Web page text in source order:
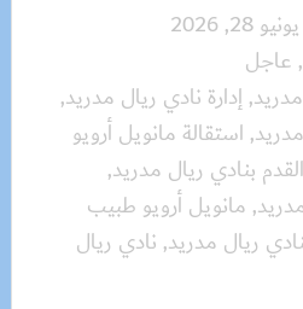
يونيو 28, 2026
, عاجل
, إدارة نادي ريال مدريد,
, استقالة مانويل أرويو
بنادي ريال مدريد,
, مانويل أرويو طبيب
ريال مدريد, نادي ريال